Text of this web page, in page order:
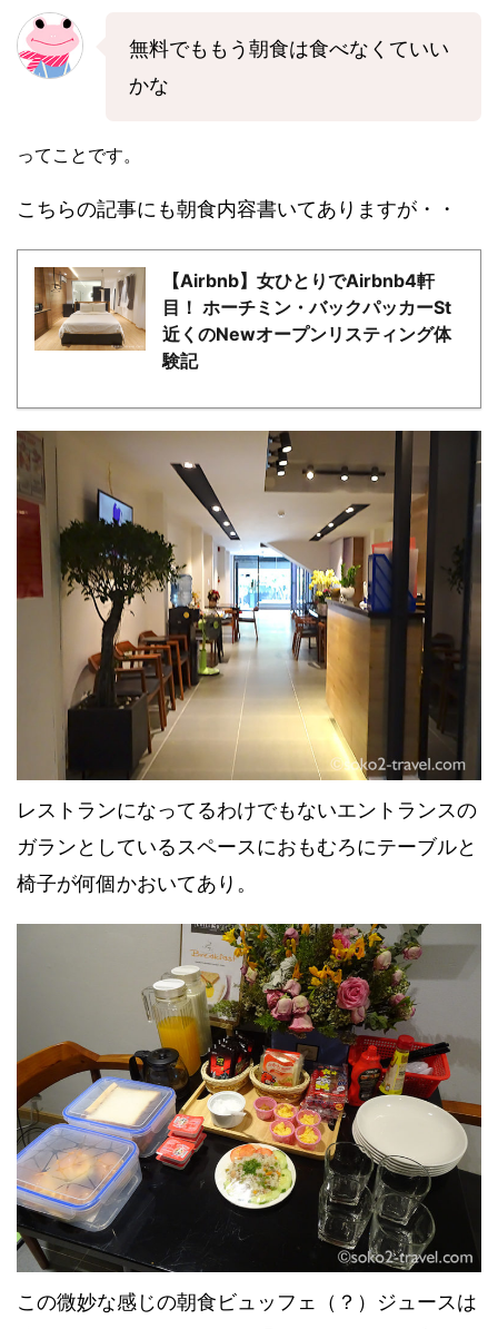
無料でももう朝食は食べなくていい
かな
ってことです。
こちらの記事にも朝食内容書いてありますが・・
【Airbnb】女ひとりでAirbnb4軒
目！ ホーチミン・バックパッカーSt
近くのNewオープンリスティング体
験記
レストランになってるわけでもないエントランスの
ガランとしているスペースにおもむろにテーブルと
椅子が何個かおいてあり。
この微妙な感じの朝食ビュッフェ（？）ジュースは